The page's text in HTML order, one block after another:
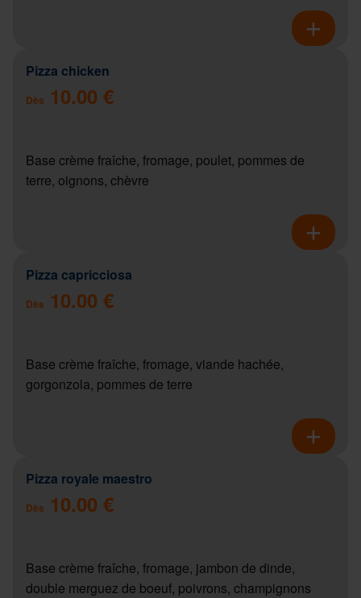
Pizza chicken
Dès 10.00 €
Base crème fraîche, fromage, poulet, pommes de
terre, oignons, chèvre
Pizza capricciosa
Dès 10.00 €
Base crème fraîche, fromage, viande hachée,
gorgonzola, pommes de terre
Pizza royale maestro
Dès 10.00 €
Base crème fraîche, fromage, jambon de dinde,
double merguez de boeuf, poivrons, champignons